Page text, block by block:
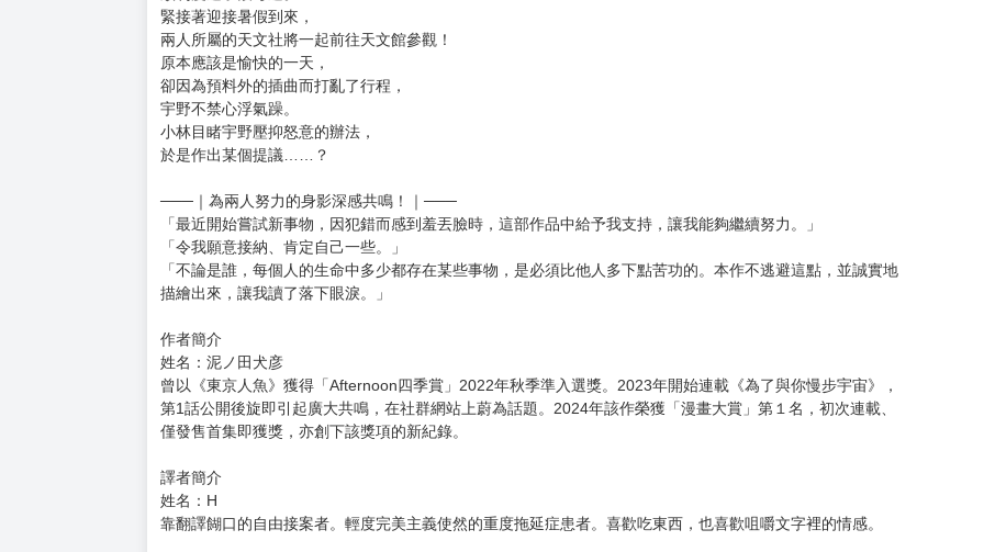
又或是發現了未曾知曉的新事物…
我都想與你分享──
畢竟我們是朋友！
───｜故事簡介｜───
宇野每天努力面對生活中那些不擅長的事物，
這樣的他感化了不良高中生小林，
小林毅然投入人生首度（？）考前Ｋ書，
順利度過了段考週。
緊接著迎接暑假到來，
兩人所屬的天文社將一起前往天文館參觀！
原本應該是愉快的一天，
宇野不禁心浮氣躁。
小林目睹宇野壓抑怒意的辦法，
於是作出某個提議……？
───｜為兩人努力的身影深感共鳴！｜───
「令我願意接納、肯定自己一些。」
「不論是誰，每個人的生命中多少都存在某些事物，是必須比他人多下點苦功的。本作不逃避這點，並誠實地
描繪出來，讓我讀了落下眼淚。」